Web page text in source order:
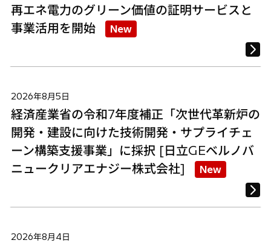
再エネ電力のグリーン価値の証明サービスと
事業活用を開始
New
2026年8月5日
経済産業省の令和7年度補正「次世代革新炉の
開発・建設に向けた技術開発・サプライチェ
ーン構築支援事業」に採択 [日立GEベルノバ
ニュークリアエナジー株式会社]
New
2026年8月4日